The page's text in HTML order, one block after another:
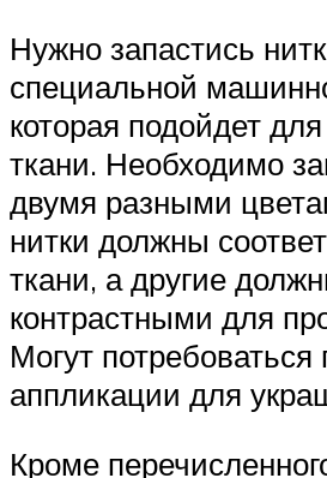
Нужно запастись
специальной
которая подойдет
ткани. Необходимо
двумя разными
нитки должны
ткани, а другие
контрастными для
Могут
аппликации для
Кроме